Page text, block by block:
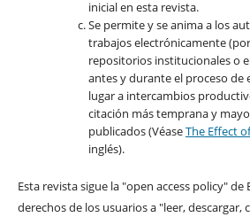
inicial en esta revista.
Se permite y se anima a los
trabajos electrónicamente
repositorios institucionales o
antes y durante el proceso de
lugar a intercambios
citación más temprana y
publicados (VéaseThe Effect
inglés).
Esta revista sigue la "open access policy" de
derechos de los usuarios a "leer, descargar,